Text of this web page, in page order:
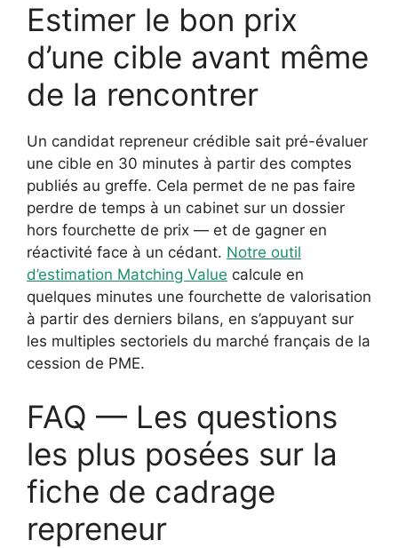
Estimer le bon prix
d’une cible avant même
de la rencontrer
Un candidat repreneur crédible sait pré-évaluer
une cible en 30 minutes à partir des comptes
publiés au greffe. Cela permet de ne pas faire
perdre de temps à un cabinet sur un dossier
hors fourchette de prix — et de gagner en
réactivité face à un cédant. Notre outil
d’estimation Matching Value calcule en
quelques minutes une fourchette de valorisation
à partir des derniers bilans, en s’appuyant sur
les multiples sectoriels du marché français de la
cession de PME.
FAQ — Les questions
les plus posées sur la
fiche de cadrage
repreneur